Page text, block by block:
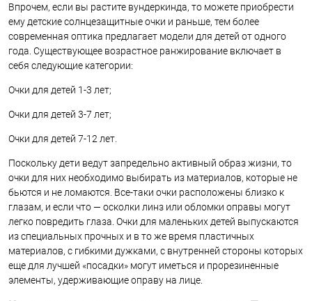
Впрочем, если вы растите вундеркинда, то можете приобрести
ему детские солнцезащитные очки и раньше, тем более
современная оптика предлагает модели для детей от одного
года. Существующее возрастное ранжирование включает в
себя следующие категории:
Очки для детей 1-3 лет;
Очки для детей 3-7 лет;
Очки для детей 7-12 лет.
Поскольку дети ведут запредельно активный образ жизни, то
очки для них необходимо выбирать из материалов, которые не
бьются и не ломаются. Все-таки очки расположены близко к
глазам, и если что — осколки линз или обломки оправы могут
легко повредить глаза. Очки для маленьких детей выпускаются
из специальных прочных и в то же время пластичных
материалов, с гибкими дужками, с внутренней стороны которых
еще для лучшей «посадки» могут иметься и прорезиненные
элементы, удерживающие оправу на лице.